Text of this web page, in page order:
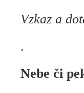
Vzkaz a
.
Nebe či